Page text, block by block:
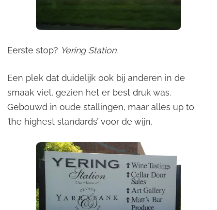
Eerste stop? Yering Station.
Een plek dat duidelijk ook bij anderen in de
smaak viel, gezien het er best druk was.
Gebouwd in oude stallingen, maar alles up to
’the highest standards’ voor de wijn.